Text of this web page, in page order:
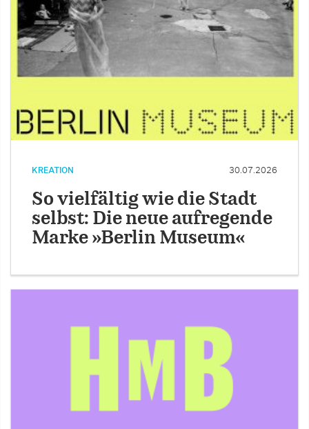
KREATION 30.07.2026
So vielfältig wie die Stadt
selbst: Die neue aufregende
Marke »Berlin Museum«